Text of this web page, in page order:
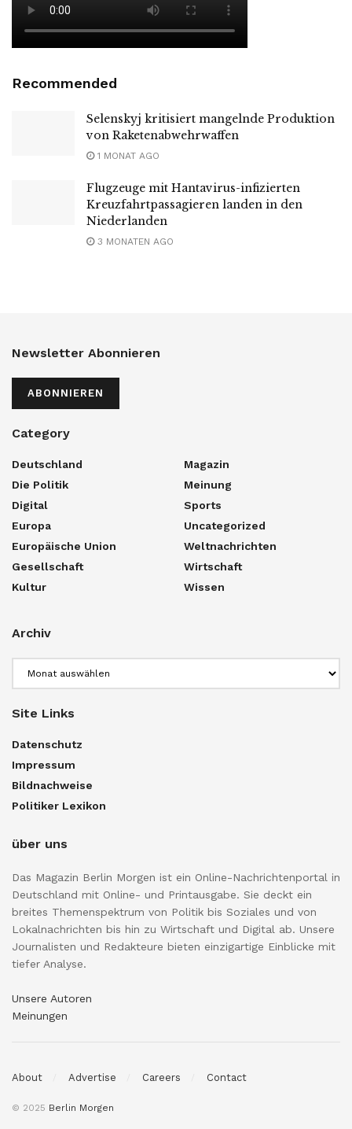
Recommended
Selenskyj kritisiert mangelnde Produktion
von Raketenabwehrwaffen
1 MONAT AGO
Flugzeuge mit Hantavirus-infizierten
Kreuzfahrtpassagieren landen in den
Niederlanden
3 MONATEN AGO
Newsletter Abonnieren
ABONNIEREN
Category
Deutschland
Die Politik
Digital
Europa
Europäische Union
Gesellschaft
Kultur
Magazin
Meinung
Sports
Uncategorized
Weltnachrichten
Wirtschaft
Wissen
Archiv
Site Links
Datenschutz
Impressum
Bildnachweise
Politiker Lexikon
über uns
Das Magazin Berlin Morgen ist ein Online-Nachrichtenportal in
Deutschland mit Online- und Printausgabe. Sie deckt ein
breites Themenspektrum von Politik bis Soziales und von
Lokalnachrichten bis hin zu Wirtschaft und Digital ab. Unsere
Journalisten und Redakteure bieten einzigartige Einblicke mit
tiefer Analyse.
Unsere Autoren
Meinungen
About Advertise Careers Contact
© 2025 Berlin Morgen